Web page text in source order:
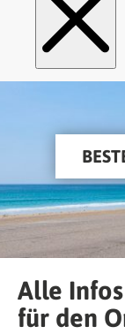
Alle
für den